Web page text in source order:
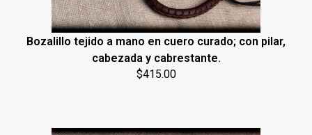
Bozalillo tejido a mano en cuero curado; con pilar,
cabezada y cabrestante.
$415.00